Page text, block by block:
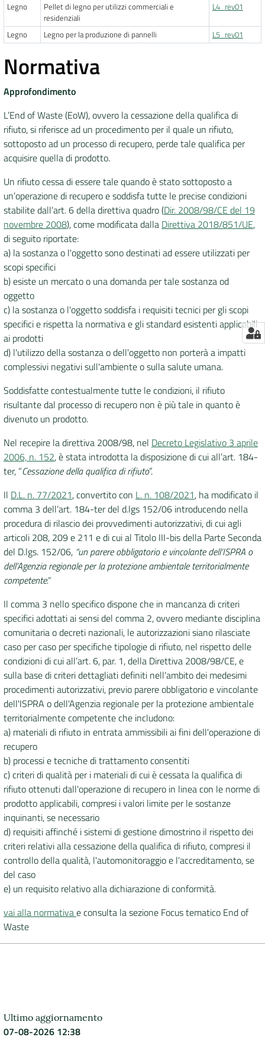
Legno
Pellet di legno per utilizzi commerciali e
residenziali
L4_rev01
Legno Legno per la produzione di pannelli L5_rev01
Normativa
Approfondimento
L’End of Waste (EoW), ovvero la cessazione della qualifica di
rifiuto, si riferisce ad un procedimento per il quale un rifiuto,
sottoposto ad un processo di recupero, perde tale qualifica per
acquisire quella di prodotto.
Un rifiuto cessa di essere tale quando è stato sottoposto a
un’operazione di recupero e soddisfa tutte le precise condizioni
stabilite dall’art. 6 della direttiva quadro (Dir. 2008/98/CE del 19
novembre 2008), come modificata dalla Direttiva 2018/851/UE,
di seguito riportate:
a) la sostanza o l'oggetto sono destinati ad essere utilizzati per
scopi specifici
b) esiste un mercato o una domanda per tale sostanza od
oggetto
c) la sostanza o l'oggetto soddisfa i requisiti tecnici per gli scopi
specifici e rispetta la normativa e gli standard esistenti applicabili
ai prodotti
d) l'utilizzo della sostanza o dell'oggetto non porterà a impatti
complessivi negativi sull'ambiente o sulla salute umana.
Soddisfatte contestualmente tutte le condizioni, il rifiuto
risultante dal processo di recupero non è più tale in quanto è
divenuto un prodotto.
Nel recepire la direttiva 2008/98, nel Decreto Legislativo 3 aprile
2006, n. 152, è stata introdotta la disposizione di cui all’art. 184-
ter, “Cessazione della qualifica di rifiuto”.
Il D.L. n. 77/2021, convertito con L. n. 108/2021, ha modificato il
comma 3 dell’art. 184-ter del d.lgs 152/06 introducendo nella
procedura di rilascio dei provvedimenti autorizzativi, di cui agli
articoli 208, 209 e 211 e di cui al Titolo III-bis della Parte Seconda
del D.lgs. 152/06, “un parere obbligatorio e vincolante dell’ISPRA o
dell’Agenzia regionale per la protezione ambientale territorialmente
competente.”
Il comma 3 nello specifico dispone che in mancanza di criteri
specifici adottati ai sensi del comma 2, ovvero mediante disciplina
comunitaria o decreti nazionali, le autorizzazioni siano rilasciate
caso per caso per specifiche tipologie di rifiuto, nel rispetto delle
condizioni di cui all’art. 6, par. 1, della Direttiva 2008/98/CE, e
sulla base di criteri dettagliati definiti nell'ambito dei medesimi
procedimenti autorizzativi, previo parere obbligatorio e vincolante
dell'ISPRA o dell'Agenzia regionale per la protezione ambientale
territorialmente competente che includono:
a) materiali di rifiuto in entrata ammissibili ai fini dell'operazione di
recupero
b) processi e tecniche di trattamento consentiti
c) criteri di qualità per i materiali di cui è cessata la qualifica di
rifiuto ottenuti dall'operazione di recupero in linea con le norme di
prodotto applicabili, compresi i valori limite per le sostanze
inquinanti, se necessario
d) requisiti affinché i sistemi di gestione dimostrino il rispetto dei
criteri relativi alla cessazione della qualifica di rifiuto, compresi il
controllo della qualità, l'automonitoraggio e l'accreditamento, se
del caso
e) un requisito relativo alla dichiarazione di conformità.
vai alla normativae consulta la sezione Focus tematico End of
Waste
Ultimo aggiornamento
07-08-2026 12:38